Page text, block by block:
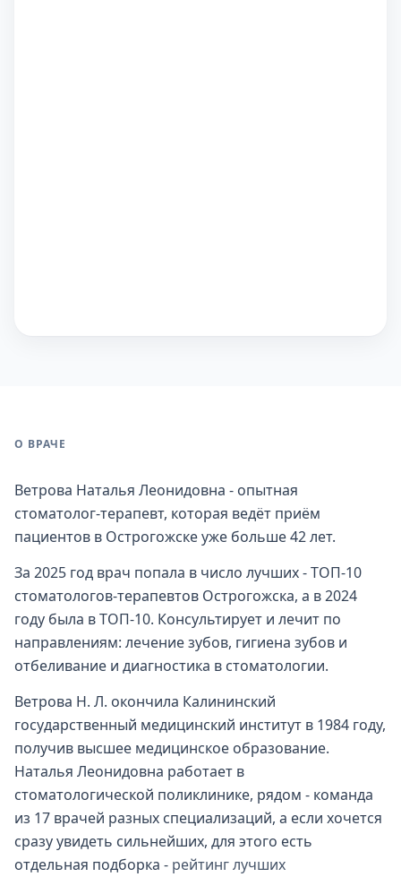
О ВРАЧЕ
Ветрова Наталья Леонидовна - опытная
стоматолог-терапевт, которая ведёт приём
пациентов в Острогожске уже больше 42 лет.
За 2025 год врач попала в число лучших - ТОП-10
стоматологов-терапевтов Острогожска, а в 2024
году была в ТОП-10. Консультирует и лечит по
направлениям: лечение зубов, гигиена зубов и
отбеливание и диагностика в стоматологии.
Ветрова Н. Л. окончила Калининский
государственный медицинский институт в 1984 году,
получив высшее медицинское образование.
Наталья Леонидовна работает в
стоматологической поликлинике, рядом - команда
из 17 врачей разных специализаций, а если хочется
сразу увидеть сильнейших, для этого есть
отдельная подборка - рейтинг лучших